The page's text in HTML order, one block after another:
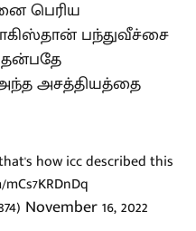
பெரிய
பந்துவீச்சை
அசத்தியத்தை
how icc described this
November 16, 2022